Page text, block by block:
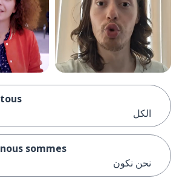
tous
الكل
nous sommes
نحن نكون